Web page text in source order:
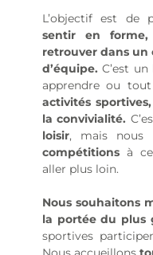
L’objectif est
sentir en
retrouver dans un
d’équipe. C’est
apprendre ou
activités
la convivialité.
loisir, mais nous
compétitionsà
aller plus loin.
Nous souhaitons
la portée du plus
sportives